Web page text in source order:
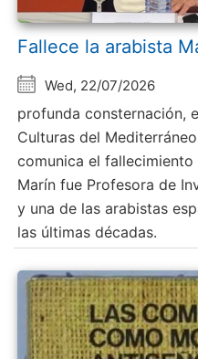
Fallece la arabista
Wed, 22/07/2026
profunda consternación,
Culturas del
comunica el fallecimiento
Marín fue Profesora de
y una de las arabistas
las últimas décadas.